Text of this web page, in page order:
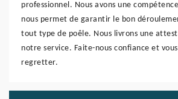
professionnel. Nous avons une
nous permet de garantir le bon
tout type de poêle. Nous livrons une
notre service. Faite-nous confiance et vous
regretter.